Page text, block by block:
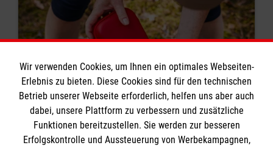
Wir verwenden Cookies, um Ihnen ein optimales Webseiten-
Erlebnis zu bieten. Diese Cookies sind für den technischen
Betrieb unserer Webseite erforderlich, helfen uns aber auch
dabei, unsere Plattform zu verbessern und zusätzliche
Funktionen bereitzustellen. Sie werden zur besseren
Erfolgskontrolle und Aussteuerung von Werbekampagnen,